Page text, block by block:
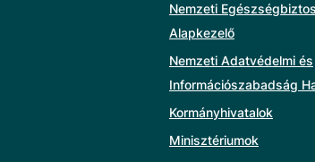
Nemzeti
Alapkezelő
Nemzeti Adatvédelmi és
Információszabadság
Kormányhivatalok
Minisztériumok